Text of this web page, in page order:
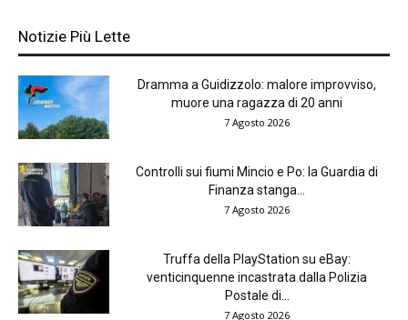
Notizie Più Lette
Dramma a Guidizzolo: malore improvviso,
muore una ragazza di 20 anni
7 Agosto 2026
Controlli sui fiumi Mincio e Po: la Guardia di
Finanza stanga...
7 Agosto 2026
Truffa della PlayStation su eBay:
venticinquenne incastrata dalla Polizia
Postale di...
7 Agosto 2026